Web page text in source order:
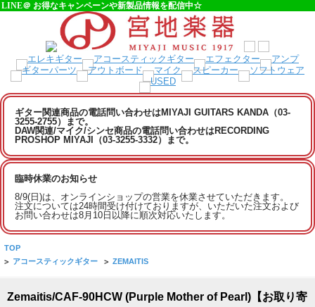
LINE＠ お得なキャンペーンや新製品情報を配信中☆
ギター関連商品の電話問い合わせはMIYAJI GUITARS KANDA（03-
3255-2755）まで。
DAW関連/マイク/シンセ商品の電話問い合わせはRECORDING
PROSHOP MIYAJI（03-3255-3332）まで。
臨時休業のお知らせ
8/9(日)は、オンラインショップの営業を休業させていただきます。
注文については24時間受け付けておりますが、いただいた注文および
お問い合わせは8月10日以降に順次対応いたします。
TOP
> アコースティックギター > ZEMAITIS
Zemaitis/CAF-90HCW (Purple Mother of Pearl)【お取り寄